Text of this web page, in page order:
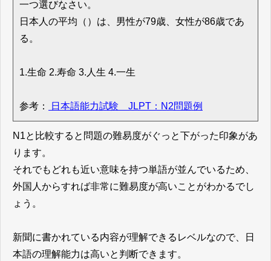
一つ選びなさい。
日本人の平均（）は、男性が79歳、女性が86歳であ
る。
1.生命 2.寿命 3.人生 4.一生
参考： 日本語能力試験 JLPT：N2問題例
N1と比較すると問題の難易度がぐっと下がった印象があ
ります。
それでもどれも近い意味を持つ単語が並んでいるため、
外国人からすれば非常に難易度が高いことがわかるでし
ょう。
新聞に書かれている内容が理解できるレベルなので、日
本語の理解能力は高いと判断できます。